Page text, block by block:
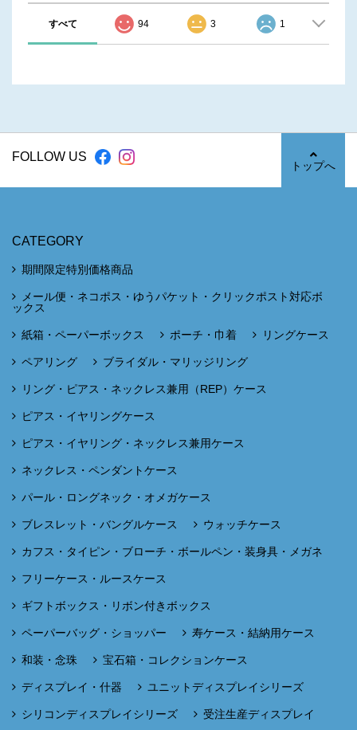
すべて 94 3 1
FOLLOW US
トップへ
CATEGORY
期間限定特別価格商品
メール便・ネコポス・ゆうパケット・クリックポスト対応ボ
ックス
紙箱・ペーパーボックス ポーチ・巾着 リングケース
ペアリング ブライダル・マリッジリング
リング・ピアス・ネックレス兼用（REP）ケース
ピアス・イヤリングケース
ピアス・イヤリング・ネックレス兼用ケース
ネックレス・ペンダントケース
パール・ロングネック・オメガケース
ブレスレット・バングルケース ウォッチケース
カフス・タイピン・ブローチ・ボールペン・装身具・メガネ
フリーケース・ルースケース
ギフトボックス・リボン付きボックス
ペーパーバッグ・ショッパー 寿ケース・結納用ケース
和装・念珠 宝石箱・コレクションケース
ディスプレイ・什器 ユニットディスプレイシリーズ
シリコンディスプレイシリーズ 受注生産ディスプレイ